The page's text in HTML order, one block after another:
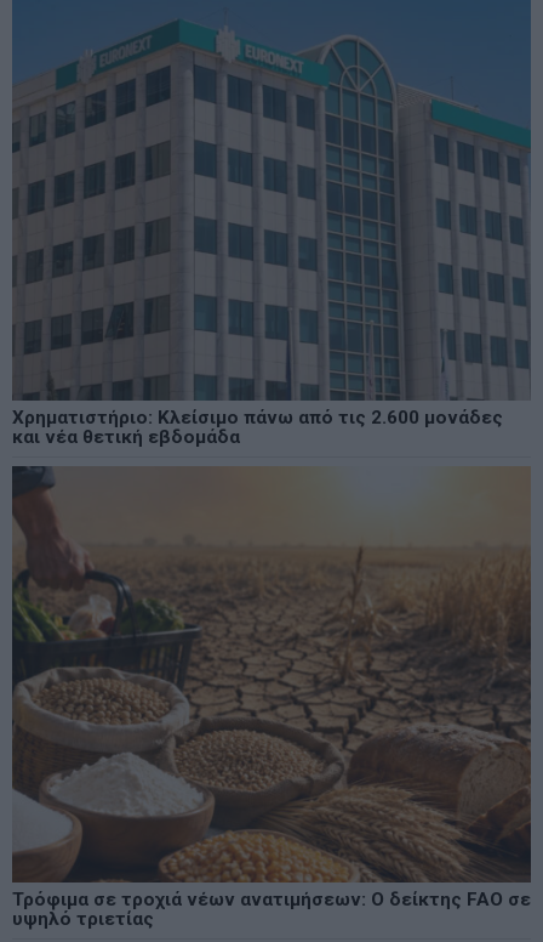
Χρηματιστήριο: Κλείσιμο πάνω από τις 2.600 μονάδες
και νέα θετική εβδομάδα
Τρόφιμα σε τροχιά νέων ανατιμήσεων: Ο δείκτης FAO σε
υψηλό τριετίας